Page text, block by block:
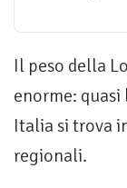
Il peso della
enorme:
Italia si trova
regionali.